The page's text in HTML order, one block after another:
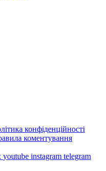
конфіденційності
коментування
youtube instagram telegram